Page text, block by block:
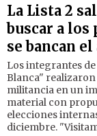
La Lista 2
buscar a los
se bancan
Los integrantes de
Blanca"
militancia en un
material con
elecciones
diciembre.